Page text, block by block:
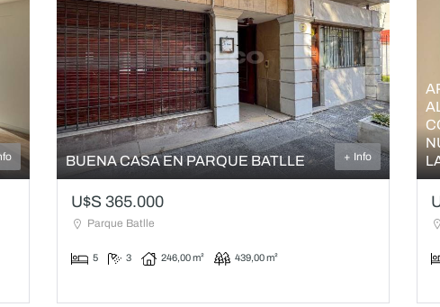
BUENA CASA EN PARQUE BATLLE + Info
U$S 365.000
Parque Batlle
5 3 246,00 m² 439,00 m²